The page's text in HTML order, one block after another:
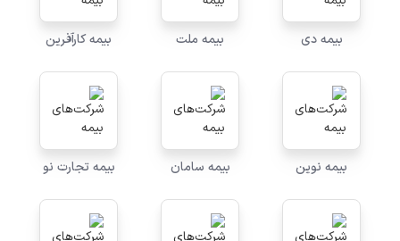
بیمه دی بیمه ملت بیمه کارآفرین
بیمه نوین بیمه سامان بیمه تجارت نو